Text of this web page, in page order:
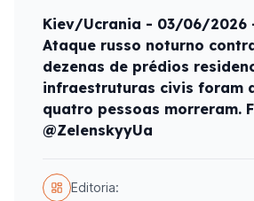
Kiev/Ucrania - 03/06/2026
Ataque russo noturno
dezenas de prédios
infraestruturas civis foram
quatro pessoas morreram.
@ZelenskyyUa
Editoria: